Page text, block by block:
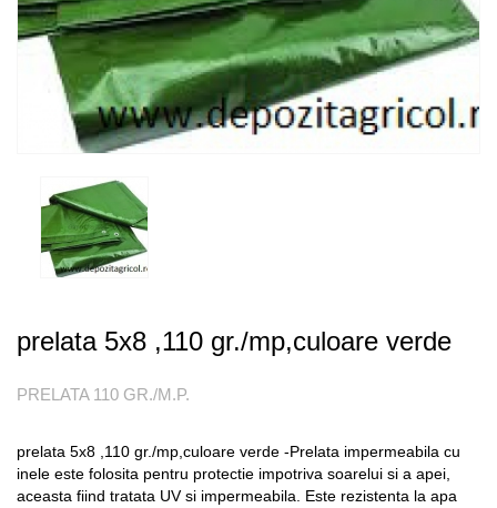
prelata 5x8 ,110 gr./mp,culoare verde
PRELATA 110 GR./M.P.
prelata 5x8 ,110 gr./mp,culoare verde -Prelata impermeabila cu
inele este folosita pentru protectie impotriva soarelui si a apei,
aceasta fiind tratata UV si impermeabila. Este rezistenta la apa